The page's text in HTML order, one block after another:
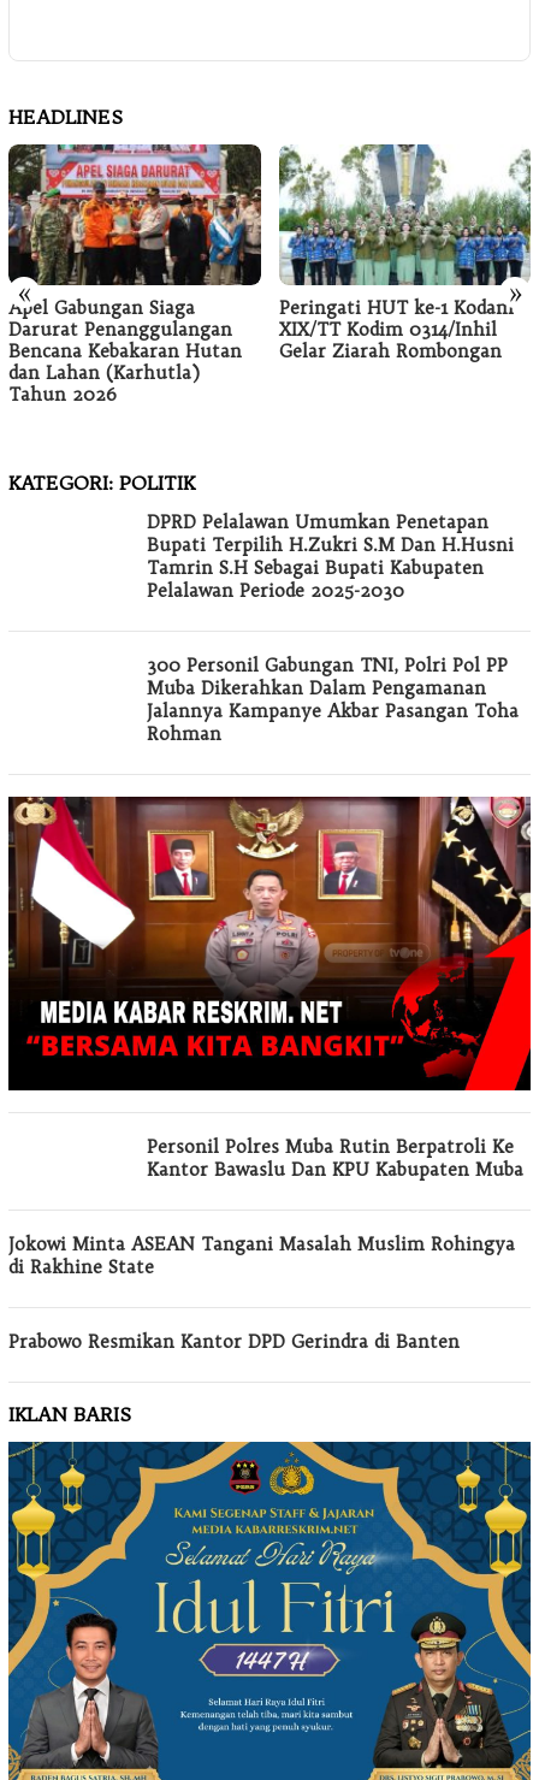
HEADLINES
« »
Apel Gabungan Siaga
Darurat Penanggulangan
Bencana Kebakaran Hutan
dan Lahan (Karhutla)
Tahun 2026
Peringati HUT ke-1 Kodam
XIX/TT Kodim 0314/Inhil
Gelar Ziarah Rombongan
KATEGORI: POLITIK
DPRD Pelalawan Umumkan Penetapan
Bupati Terpilih H.Zukri S.M Dan H.Husni
Tamrin S.H Sebagai Bupati Kabupaten
Pelalawan Periode 2025-2030
300 Personil Gabungan TNI, Polri Pol PP
Muba Dikerahkan Dalam Pengamanan
Jalannya Kampanye Akbar Pasangan Toha
Rohman
Personil Polres Muba Rutin Berpatroli Ke
Kantor Bawaslu Dan KPU Kabupaten Muba
Jokowi Minta ASEAN Tangani Masalah Muslim Rohingya
di Rakhine State
Prabowo Resmikan Kantor DPD Gerindra di Banten
IKLAN BARIS